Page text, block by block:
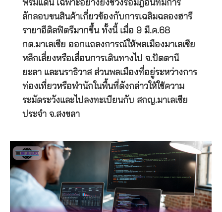
พรมแดน เฉพาะอย่างยิ่งช่วงรอมฎอนที่มีการ
ลักลอบขนสินค้าเกี่ยวข้องกับการเฉลิมฉลองฮารี
รายาอีดิลฟิตรีมากขึ้น ทั้งนี้ เมื่อ 9 มี.ค.68
กต.มาเลเซีย ออกแถลงการณ์ให้พลเมืองมาเลเซีย
หลีกเลี่ยงหรือเลื่อนการเดินทางไป จ.ปัตตานี
ยะลา และนราธิวาส ส่วนพลเมืองที่อยู่ระหว่างการ
ท่องเที่ยวหรือพำนักในพื้นที่ดังกล่าวให้ใช้ความ
ระมัดระวังและไปลงทะเบียนกับ สกญ.มาเลเซีย
ประจำ จ.สงขลา